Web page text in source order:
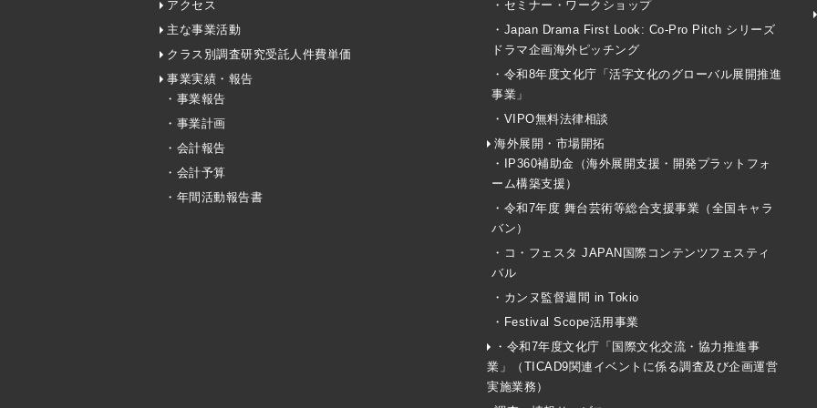
アクセス
主な事業活動
クラス別調査研究受託人件費単価
事業実績・報告
・事業報告
・事業計画
・会計報告
・会計予算
・年間活動報告書
・セミナー・ワークショップ
・Japan Drama First Look: Co-Pro Pitch シリーズ
ドラマ企画海外ピッチング
・令和8年度文化庁「活字文化のグローバル展開推進
事業」
・VIPO無料法律相談
海外展開・市場開拓
・IP360補助金（海外展開支援・開発プラットフォ
ーム構築支援）
・令和7年度 舞台芸術等総合支援事業（全国キャラ
バン）
・コ・フェスタ JAPAN国際コンテンツフェスティ
バル
・カンヌ監督週間 in Tokio
・Festival Scope活用事業
・令和7年度文化庁「国際文化交流・協力推進事
業」（TICAD9関連イベントに係る調査及び企画運営
実施業務）